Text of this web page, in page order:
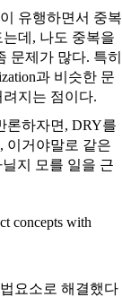
유행하면서 중복
데, 나도 중복을
문제가 많다. 특히
과 비슷한 문
지는 점이다.
론하자면, DRY를
이거야말로 같은
지 모를 일을 근
concepts with
요소로 해결했다